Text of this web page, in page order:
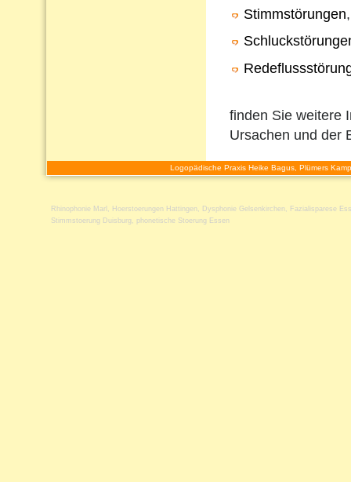
Stimmstörungen,
finden Sie weitere
Ursachen und der
Logopädische Praxis Heike Bagus, Plümers
Rhinophonie Marl , Hoerstoerungen Hattingen , Dysphonie Gelsenkirchen , Fazialisparese
Stimmstoerung Duisburg , phonetische Stoerung Essen